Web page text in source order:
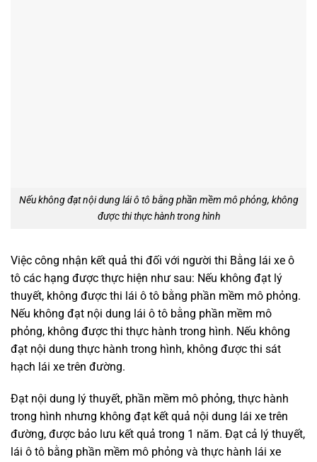
Nếu không đạt nội dung lái ô tô bằng phần mềm mô phỏng, không
được thi thực hành trong hình
Việc công nhận kết quả thi đối với người thi Bằng lái xe ô
tô các hạng được thực hiện như sau: Nếu không đạt lý
thuyết, không được thi lái ô tô bằng phần mềm mô phỏng.
Nếu không đạt nội dung lái ô tô bằng phần mềm mô
phỏng, không được thi thực hành trong hình. Nếu không
đạt nội dung thực hành trong hình, không được thi sát
hạch lái xe trên đường.
Đạt nội dung lý thuyết, phần mềm mô phỏng, thực hành
trong hình nhưng không đạt kết quả nội dung lái xe trên
đường, được bảo lưu kết quả trong 1 năm. Đạt cả lý thuyết,
lái ô tô bằng phần mềm mô phỏng và thực hành lái xe